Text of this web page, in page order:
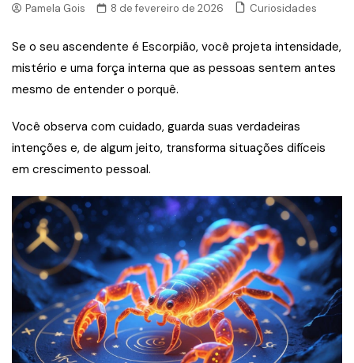
Pamela Gois 8 de fevereiro de 2026 Curiosidades
Se o seu ascendente é Escorpião, você projeta intensidade,
mistério e uma força interna que as pessoas sentem antes
mesmo de entender o porquê.
Você observa com cuidado, guarda suas verdadeiras
intenções e, de algum jeito, transforma situações difíceis
em crescimento pessoal.